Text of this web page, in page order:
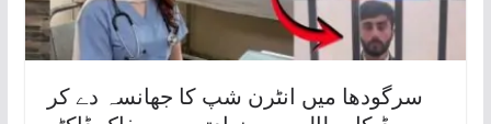
سرگودھا میں انٹرن شپ کا جھانسہ دے کر